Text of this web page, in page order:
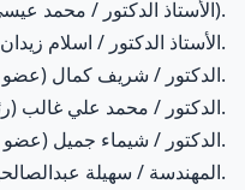
الأستاذ الدكتور / محمد عيسى سيد )عميد المعهد).
الأستاذ الدكتور / اسلام زيدان (عضو لجنة المناقشة).
الدكتور / شريف كمال (عضو لجنة المناقشة).
الدكتور / محمد علي غالب (رئيس قسم الطاقة).
الدكتور / شيماء جميل (عضو لجنة المناقشة).
المهندسة / سهيلة عبدالصالحين (عضو لجنة المناقشة).